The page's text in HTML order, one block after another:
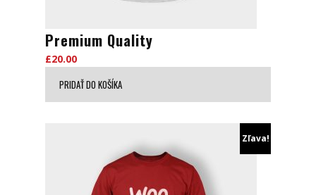
Premium Quality
£20.00
PRIDAŤ DO KOŠÍKA
Zľava!